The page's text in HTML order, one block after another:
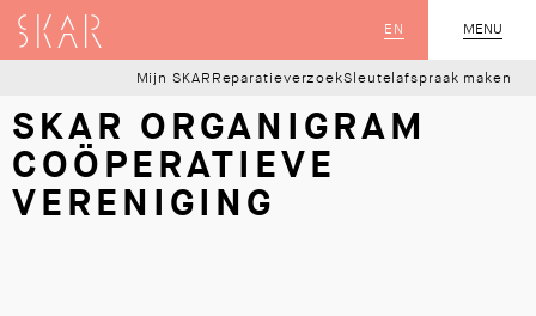
MENU
SLUIT
EN
SKAR
Mijn SKAR ReparatieverzoekSleutelafspraak maken
SKAR ORGANIGRAM
COÖPERATIEVE
VERENIGING